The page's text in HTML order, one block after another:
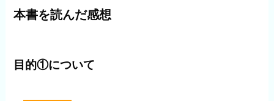
本書を読んだ感想
目的①について